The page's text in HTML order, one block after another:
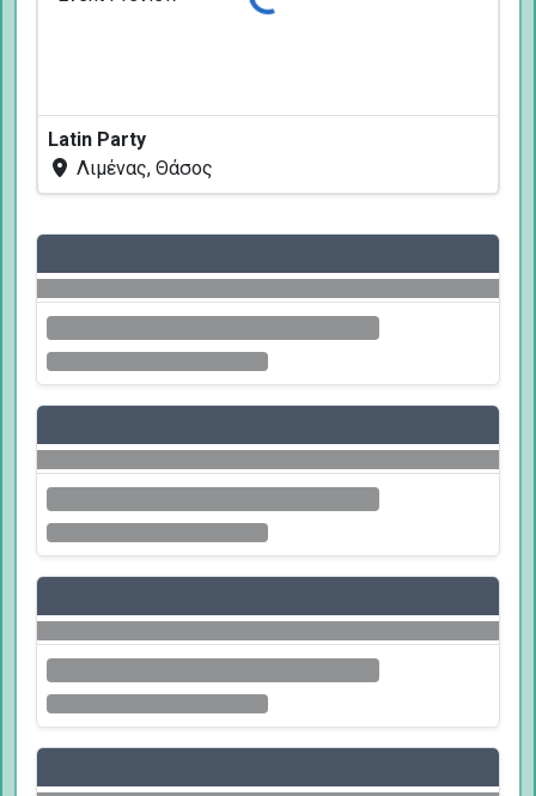
Latin Party
Λιμένας, Θάσος